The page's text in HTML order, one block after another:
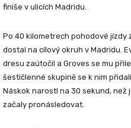
finiše v ulicích Madridu.
Po 40 kilometrech pohodové jízdy
dostal na cílový okruh v Madridu.
dresu zaútočil a Groves se mu
šestičlenné skupině se k nim
Náskok narostl na 30 sekund, než
začaly pronásledovat.